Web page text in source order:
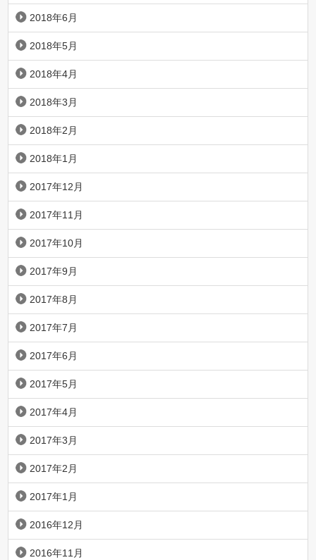
2018年6月
2018年5月
2018年4月
2018年3月
2018年2月
2018年1月
2017年12月
2017年11月
2017年10月
2017年9月
2017年8月
2017年7月
2017年6月
2017年5月
2017年4月
2017年3月
2017年2月
2017年1月
2016年12月
2016年11月